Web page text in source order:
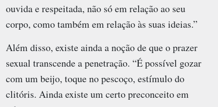
ouvida e respeitada, não só em relação ao seu
corpo, como também em relação às suas ideias.”
Além disso, existe ainda a noção de que o prazer
sexual transcende a penetração. “É possível gozar
com um beijo, toque no pescoço, estímulo do
clitóris. Ainda existe um certo preconceito em